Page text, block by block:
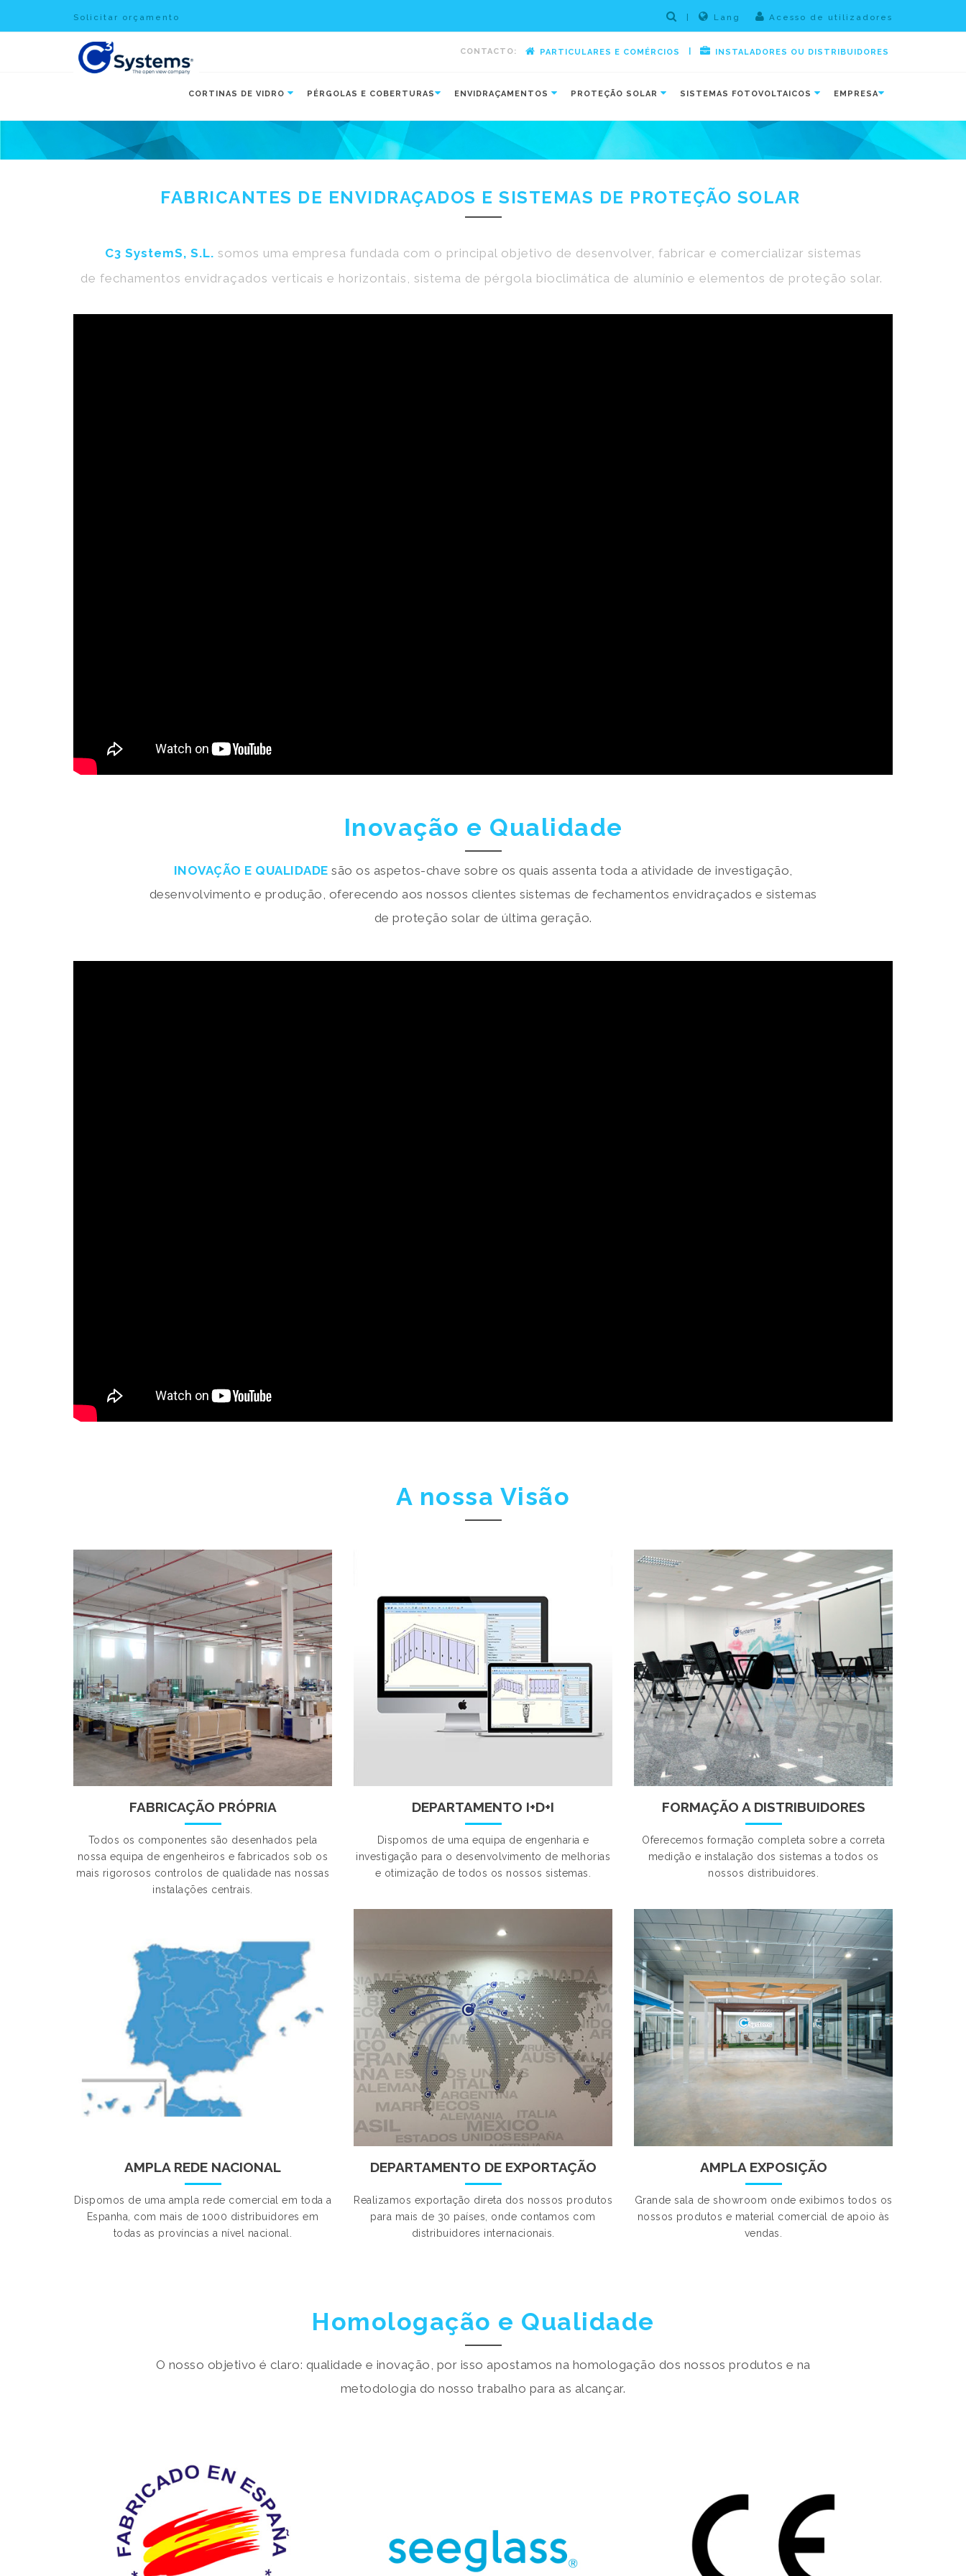
Solicitar orçamento Acesso de utilizadores
Lang
CONTACTO: PARTICULARES E COMÉRCIOS INSTALADORES OU DISTRIBUIDORES
CORTINAS DE VIDRO PÉRGOLAS E COBERTURAS ENVIDRAÇAMENTOS PROTEÇÃO SOLAR SISTEMAS FOTOVOLTAICOS EMPRESA
FABRICANTES DE ENVIDRAÇADOS E SISTEMAS DE PROTEÇÃO SOLAR
C3 SystemS, S.L. somos uma empresa fundada com o principal objetivo de desenvolver, fabricar e comercializar sistemas
de fechamentos envidraçados verticais e horizontais, sistema de pérgola bioclimática de alumínio e elementos de proteção solar.
Inovação e Qualidade
INOVAÇÃO E QUALIDADE são os aspetos-chave sobre os quais assenta toda a atividade de investigação,
desenvolvimento e produção, oferecendo aos nossos clientes sistemas de fechamentos envidraçados e sistemas
de proteção solar de última geração.
A nossa Visão
FABRICAÇÃO PRÓPRIA
Todos os componentes são desenhados pela
nossa equipa de engenheiros e fabricados sob os
mais rigorosos controlos de qualidade nas nossas
instalações centrais.
DEPARTAMENTO I+D+I
Dispomos de uma equipa de engenharia e
investigação para o desenvolvimento de melhorias
e otimização de todos os nossos sistemas.
FORMAÇÃO A DISTRIBUIDORES
Oferecemos formação completa sobre a correta
medição e instalação dos sistemas a todos os
nossos distribuidores.
AMPLA REDE NACIONAL
Dispomos de uma ampla rede comercial em toda a
Espanha, com mais de 1000 distribuidores em
todas as províncias a nível nacional.
DEPARTAMENTO DE EXPORTAÇÃO
Realizamos exportação direta dos nossos produtos
para mais de 30 países, onde contamos com
distribuidores internacionais.
AMPLA EXPOSIÇÃO
Grande sala de showroom onde exibimos todos os
nossos produtos e material comercial de apoio às
vendas.
Homologação e Qualidade
O nosso objetivo é claro: qualidade e inovação, por isso apostamos na homologação dos nossos produtos e na
metodologia do nosso trabalho para as alcançar.